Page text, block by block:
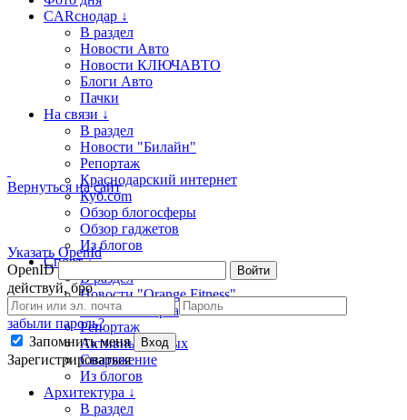
Вернуться на сайт
Указать OpenId
OpenID
Войти
действуй, бро
забыли пароль?
Запомнить меня
Вход
Зарегистрироваться
CARснодар ↓
В раздел
Новости Авто
Новости КЛЮЧАВТО
Блоги Авто
Пачки
На связи ↓
В раздел
Новости "Билайн"
Репортаж
Краснодарский интернет
Куб.com
Обзор блогосферы
Обзор гаджетов
Из блогов
Спорт ↓
В раздел
Новости "Orange Fitness"
Новости спорта
Репортаж
Активный отдых
Снаряжение
Из блогов
Архитектура ↓
В раздел